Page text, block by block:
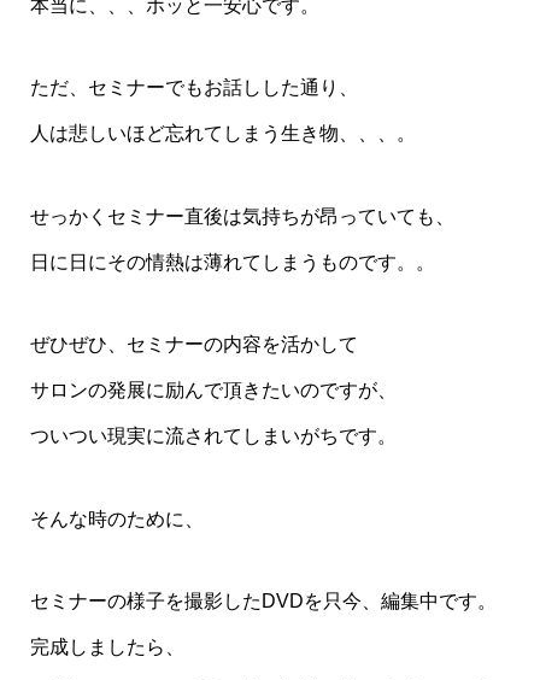
本当に、、、ホッと一安心です。
ただ、セミナーでもお話しした通り、
人は悲しいほど忘れてしまう生き物、、、。
せっかくセミナー直後は気持ちが昂っていても、
日に日にその情熱は薄れてしまうものです。。
ぜひぜひ、セミナーの内容を活かして
サロンの発展に励んで頂きたいのですが、
ついつい現実に流されてしまいがちです。
そんな時のために、
セミナーの様子を撮影したDVDを只今、編集中です。
完成しましたら、